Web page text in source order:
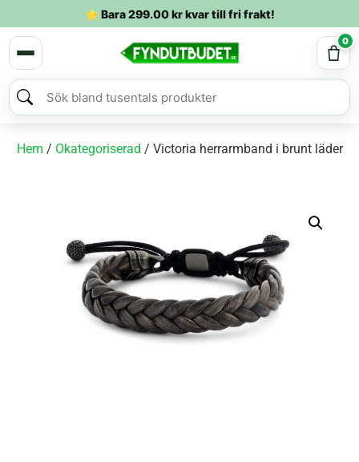
⭐ Bara299.00krkvar till fri frakt!
0
Hem / Okategoriserad / Victoria herrarmband i brunt läder